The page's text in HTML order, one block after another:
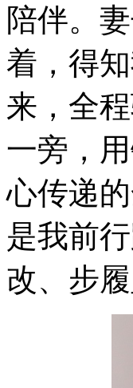
陪伴。
着，得
来，全
一旁，
心传递
是我前
改、步履